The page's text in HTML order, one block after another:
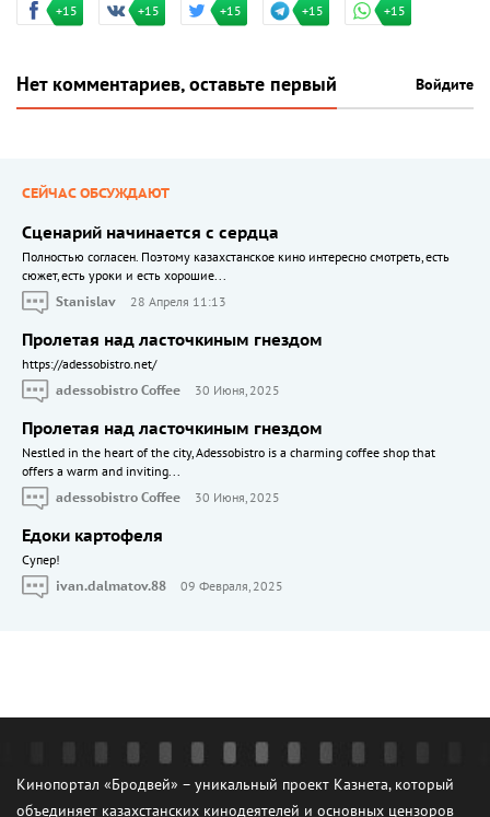
+15 +15 +15 +15 +15
Нет комментариев, оставьте первый Войдите
СЕЙЧАС ОБСУЖДАЮТ
Сценарий начинается с сердца
Полностью согласен. Поэтому казахстанское кино интересно смотреть, есть
сюжет, есть уроки и есть хорошие...
Stanislav
28 Апреля 11:13
Пролетая над ласточкиным гнездом
https://adessobistro.net/
adessobistro Coffee
30 Июня, 2025
Пролетая над ласточкиным гнездом
Nestled in the heart of the city, Adessobistro is a charming coffee shop that
offers a warm and inviting...
adessobistro Coffee
30 Июня, 2025
Едоки картофеля
Cупер!
ivan.dalmatov.88
09 Февраля, 2025
Кинопортал «Бродвей» – уникальный проект Казнета, который
объединяет казахстанских кинодеятелей и основных цензоров